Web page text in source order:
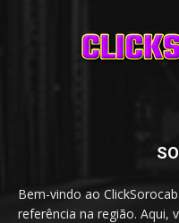
Bem-vindo ao
referência na região. Aqui,